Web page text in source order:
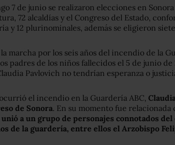
7 de junio se realizaron elecciones en
72 alcaldías y el Congreso del Estado,
y 12 plurinominales, además se eligieron
marcha por los seis años del incendio de la
padres de los niños fallecidos el 5 de junio
Pavlovich no tendrían esperanza o
el incendio en la Guardería ABC,
de Sonora. En su momento fue relacionada
unió a un grupo de personajes connotados
de la guardería, entre ellos el Arzobispo